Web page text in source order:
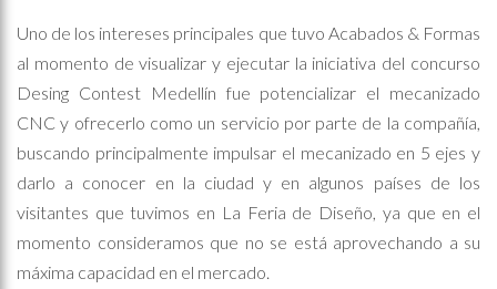
Uno de los intereses principales que tuvo Acabados & Formas
al momento de visualizar y ejecutar la iniciativa del concurso
Desing Contest Medellín fue potencializar el mecanizado
CNC y ofrecerlo como un servicio por parte de la compañía,
buscando principalmente impulsar el mecanizado en 5 ejes y
darlo a conocer en la ciudad y en algunos países de los
visitantes que tuvimos en La Feria de Diseño, ya que en el
momento consideramos que no se está aprovechando a su
máxima capacidad en el mercado.